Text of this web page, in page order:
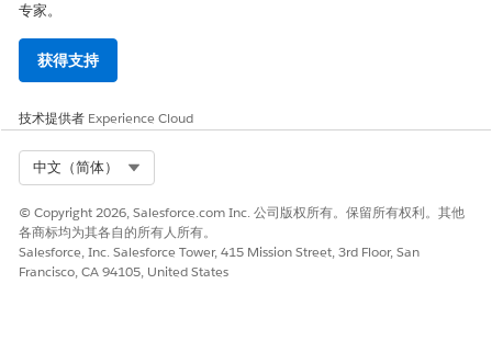
专家。
获得支持
技术提供者 Experience Cloud
中文（简体）
© Copyright 2026, Salesforce.com Inc. 公司版权所有。保留所有权利。其他
各商标均为其各自的所有人所有。
Salesforce, Inc. Salesforce Tower, 415 Mission Street, 3rd Floor, San
Francisco, CA 94105, United States